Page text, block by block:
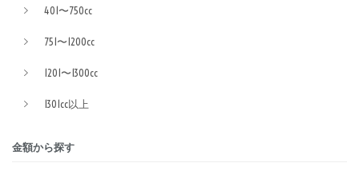
401〜750cc
751〜1200cc
1201〜1300cc
1301cc以上
金額から探す